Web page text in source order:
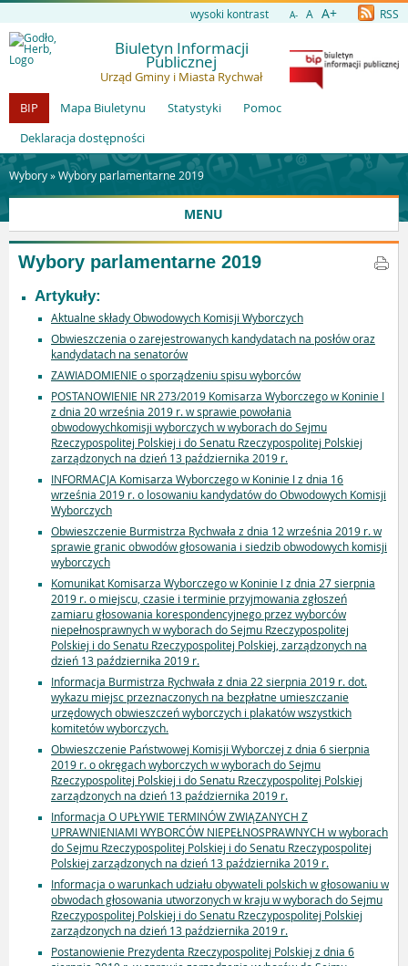
wysoki kontrast A- A A+ RSS
Biuletyn Informacji
Publicznej
Urząd Gminy i Miasta Rychwał
BIP
Mapa Biuletynu Statystyki
Pomoc
Deklaracja dostępności
Wybory »Wybory parlamentarne 2019
MENU
Wybory parlamentarne 2019
Artykuły:
Aktualne składy Obwodowych Komisji Wyborczych
Obwieszczenia o zarejestrowanych kandydatach na posłów oraz
kandydatach na senatorów
ZAWIADOMIENIE o sporządzeniu spisu wyborców
POSTANOWIENIE NR 273/2019 Komisarza Wyborczego w Koninie I
z dnia 20 września 2019 r. w sprawie powołania
obwodowychkomisji wyborczych w wyborach do Sejmu
Rzeczypospolitej Polskiej i do Senatu Rzeczypospolitej Polskiej
zarządzonych na dzień 13 października 2019 r.
INFORMACJA Komisarza Wyborczego w Koninie I z dnia 16
września 2019 r. o losowaniu kandydatów do Obwodowych Komisji
Wyborczych
Obwieszczenie Burmistrza Rychwała z dnia 12 września 2019 r. w
sprawie granic obwodów głosowania i siedzib obwodowych komisji
wyborczych
Komunikat Komisarza Wyborczego w Koninie I z dnia 27 sierpnia
2019 r. o miejscu, czasie i terminie przyjmowania zgłoszeń
zamiaru głosowania korespondencyjnego przez wyborców
niepełnosprawnych w wyborach do Sejmu Rzeczypospolitej
Polskiej i do Senatu Rzeczypospolitej Polskiej, zarządzonych na
dzień 13 października 2019 r.
Informacja Burmistrza Rychwała z dnia 22 sierpnia 2019 r. dot.
wykazu miejsc przeznaczonych na bezpłatne umieszczanie
urzędowych obwieszczeń wyborczych i plakatów wszystkich
komitetów wyborczych.
Obwieszczenie Państwowej Komisji Wyborczej z dnia 6 sierpnia
2019 r. o okręgach wyborczych w wyborach do Sejmu
Rzeczypospolitej Polskiej i do Senatu Rzeczypospolitej Polskiej
zarządzonych na dzień 13 października 2019 r.
Informacja O UPŁYWIE TERMINÓW ZWIĄZANYCH Z
UPRAWNIENIAMI WYBORCÓW NIEPEŁNOSPRAWNYCH w wyborach
do Sejmu Rzeczypospolitej Polskiej i do Senatu Rzeczypospolitej
Polskiej zarządzonych na dzień 13 października 2019 r.
Informacja o warunkach udziału obywateli polskich w głosowaniu w
obwodach głosowania utworzonych w kraju w wyborach do Sejmu
Rzeczypospolitej Polskiej i do Senatu Rzeczypospolitej Polskiej
zarządzonych na dzień 13 października 2019 r.
Postanowienie Prezydenta Rzeczypospolitej Polskiej z dnia 6